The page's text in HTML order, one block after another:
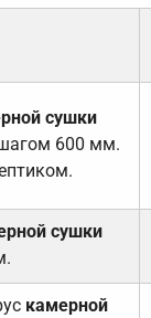
сушки
600 мм.
сушки
камерной